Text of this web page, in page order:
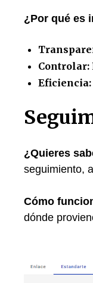
¿Por qué es
Controlar:
Eficiencia:
¿Quieres
seguimiento,
Cómo
dónde